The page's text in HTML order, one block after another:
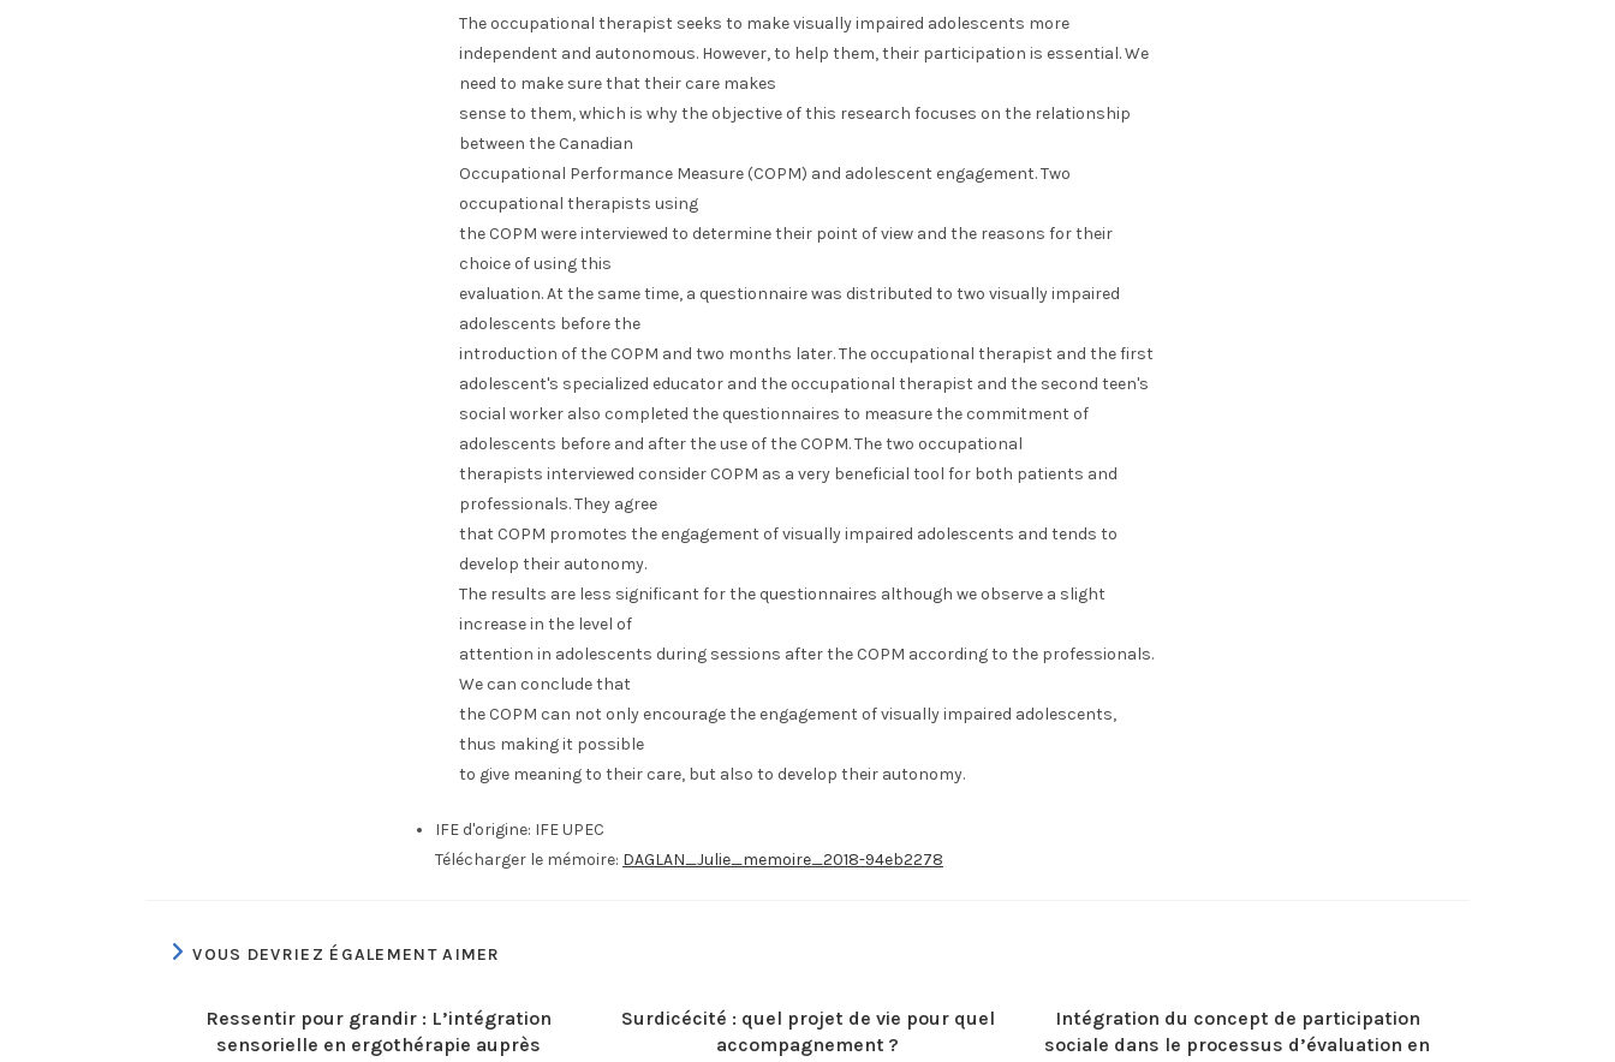
The occupational therapist seeks to make visually impaired adolescents more
independent and autonomous. However, to help them, their participation is essential. We
need to make sure that their care makes
sense to them, which is why the objective of this research focuses on the relationship
between the Canadian
Occupational Performance Measure (COPM) and adolescent engagement. Two
occupational therapists using
the COPM were interviewed to determine their point of view and the reasons for their
choice of using this
evaluation. At the same time, a questionnaire was distributed to two visually impaired
adolescents before the
introduction of the COPM and two months later. The occupational therapist and the first
adolescent's specialized educator and the occupational therapist and the second teen's
social worker also completed the questionnaires to measure the commitment of
adolescents before and after the use of the COPM. The two occupational
therapists interviewed consider COPM as a very beneficial tool for both patients and
professionals. They agree
that COPM promotes the engagement of visually impaired adolescents and tends to
develop their autonomy.
The results are less significant for the questionnaires although we observe a slight
increase in the level of
attention in adolescents during sessions after the COPM according to the professionals.
We can conclude that
the COPM can not only encourage the engagement of visually impaired adolescents,
thus making it possible
to give meaning to their care, but also to develop their autonomy.
IFE d'origine: IFE UPEC
Télécharger le mémoire: DAGLAN_Julie_memoire_2018-94eb2278
VOUS DEVRIEZ ÉGALEMENT AIMER
Ressentir pour grandir : L’intégration
sensorielle en ergothérapie auprès
Surdicécité : quel projet de vie pour quel
accompagnement ?
Intégration du concept de participation
sociale dans le processus d’évaluation en